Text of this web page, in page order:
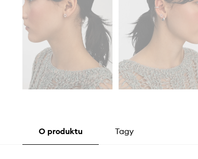
O produktu Tagy